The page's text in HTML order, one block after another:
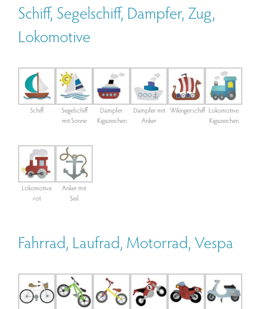
Schiff, Segelschiff, Dampfer, Zug,
Lokomotive
Schiff
Segelschiff
mit Sonne
Dampfer
Kigazeichen
Dampfer mit
Anker
Wikingerschiff Lokomotive
Kigazeichen
Lokomotive
rot
Anker mit
Seil
Fahrrad, Laufrad, Motorrad, Vespa